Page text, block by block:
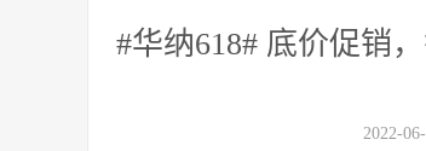
#华纳618# 底价促销
2022-